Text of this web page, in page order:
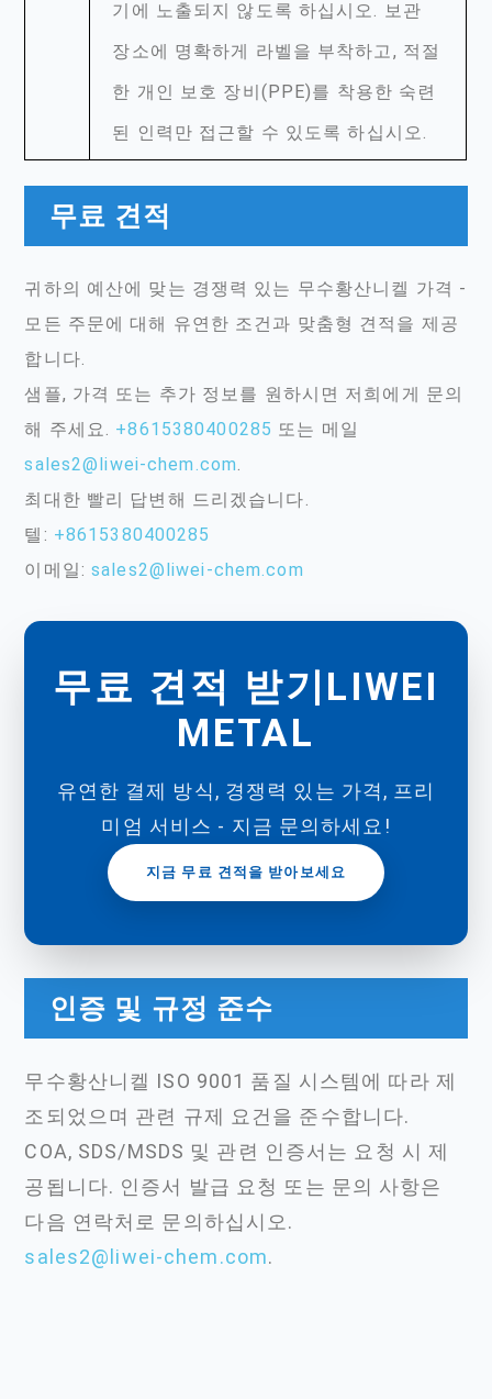
기에 노출되지 않도록 하십시오. 보관
장소에 명확하게 라벨을 부착하고, 적절
한 개인 보호 장비(PPE)를 착용한 숙련
된 인력만 접근할 수 있도록 하십시오.
무료 견적
귀하의 예산에 맞는 경쟁력 있는 무수황산니켈 가격 -
모든 주문에 대해 유연한 조건과 맞춤형 견적을 제공
합니다.
샘플, 가격 또는 추가 정보를 원하시면 저희에게 문의
해 주세요. +8615380400285 또는 메일
sales2@liwei-chem.com
최대한 빨리 답변해 드리겠습니다.
텔: +8615380400285
이메일:sales2@liwei-chem.com
무료 견적 받기LIWEI
METAL
유연한 결제 방식, 경쟁력 있는 가격, 프리
미엄 서비스 - 지금 문의하세요!
지금 무료 견적을 받아보세요
인증 및 규정 준수
무수황산니켈 ISO 9001 품질 시스템에 따라 제
조되었으며 관련 규제 요건을 준수합니다.
COA, SDS/MSDS 및 관련 인증서는 요청 시 제
공됩니다. 인증서 발급 요청 또는 문의 사항은
다음 연락처로 문의하십시오.
sales2@liwei-chem.com.